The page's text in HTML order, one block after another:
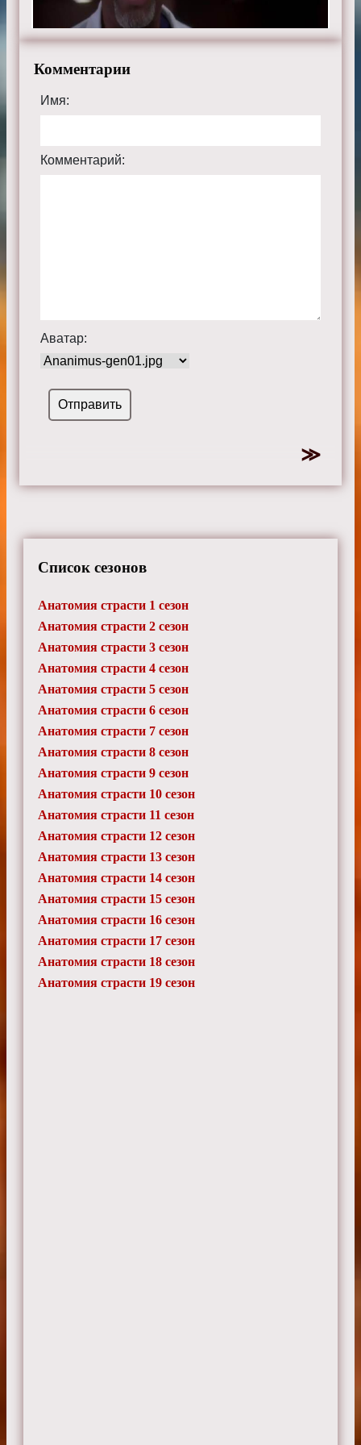
Комментарии
Имя:
Комментарий:
Аватар:
Список сезонов
Анатомия страсти 1 сезон
Анатомия страсти 2 сезон
Анатомия страсти 3 сезон
Анатомия страсти 4 сезон
Анатомия страсти 5 сезон
Анатомия страсти 6 сезон
Анатомия страсти 7 сезон
Анатомия страсти 8 сезон
Анатомия страсти 9 сезон
Анатомия страсти 10 сезон
Анатомия страсти 11 сезон
Анатомия страсти 12 сезон
Анатомия страсти 13 сезон
Анатомия страсти 14 сезон
Анатомия страсти 15 сезон
Анатомия страсти 16 сезон
Анатомия страсти 17 сезон
Анатомия страсти 18 сезон
Анатомия страсти 19 сезон